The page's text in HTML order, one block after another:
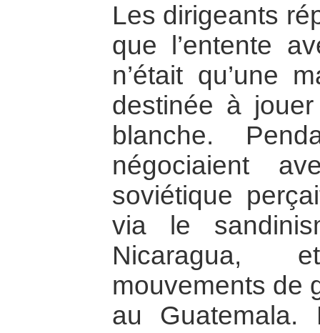
Les dirigeants
que l’entente
n’était qu’une
destinée à
blanche.
négociaient
soviétique
via le
Nicaragua,
mouvements de
au Guatemala.